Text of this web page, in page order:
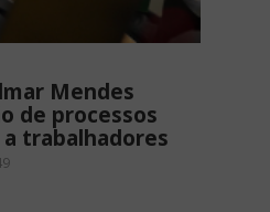
Mendes
de processos
trabalhadores